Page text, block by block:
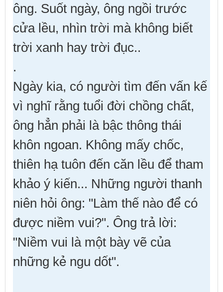
ông. Suốt ngày, ông ngồi trước
cửa lều, nhìn trời mà không biết
trời xanh hay trời đục..
.
Ngày kia, có người tìm đến vấn kế
vì nghĩ rằng tuổi đời chồng chất,
ông hẳn phải là bậc thông thái
khôn ngoan. Không mấy chốc,
thiên hạ tuôn đến căn lều để tham
khảo ý kiến... Những người thanh
niên hỏi ông: "Làm thế nào để có
được niềm vui?". Ông trả lời:
"Niềm vui là một bày vẽ của
những kẻ ngu dốt".